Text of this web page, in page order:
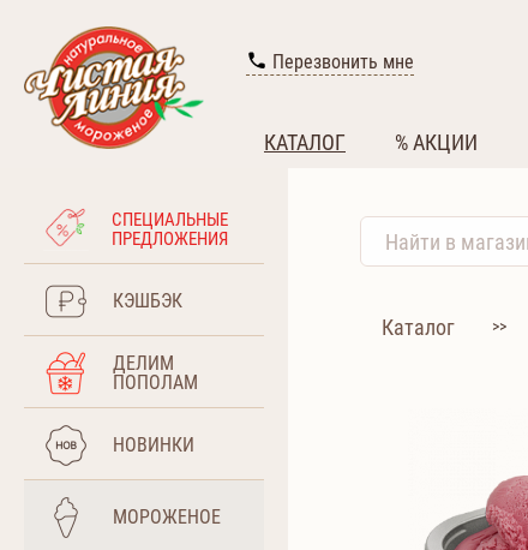
Перезвонить мне
КАТАЛОГ % АКЦИИ
СПЕЦИАЛЬНЫЕ
ПРЕДЛОЖЕНИЯ
КЭШБЭК
ДЕЛИМ
ПОПОЛАМ
НОВИНКИ
МОРОЖЕНОЕ
Каталог >>